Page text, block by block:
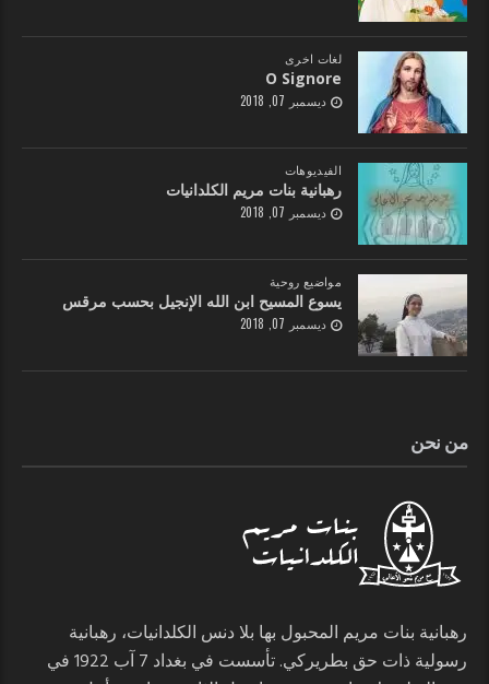
لغات اخرى
O Signore
ديسمبر 07, 2018
الفيديوهات
رهبانية بنات مريم الكلدانيات
ديسمبر 07, 2018
مواضيع روحية
يسوع المسيح ابن الله الإنجيل بحسب مرقس
ديسمبر 07, 2018
من نحن
رهبانية بنات مريم المحبول بها بلا دنس الكلدانيات، رهبانية
رسولية ذات حق بطريركي. تأسست في بغداد 7 آب 1922 في